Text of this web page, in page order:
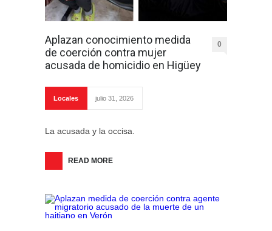
Aplazan conocimiento medida
de coerción contra mujer
acusada de homicidio en Higüey
0
Locales julio 31, 2026
La acusada y la occisa.
READ MORE